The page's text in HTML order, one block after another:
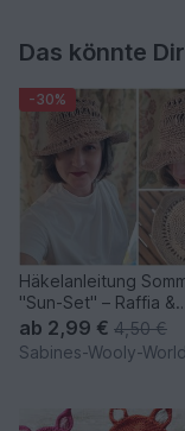
Das könnte
-30%
Häkelanleitung
"Sun-Set" – Raffia &
Baumwolle
ab 2,99 € 4,50 €
Sabines-Wooly-World